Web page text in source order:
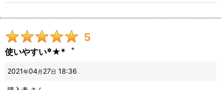
5
使いやすい꙳★*゜
2021年04月 27日 18:36